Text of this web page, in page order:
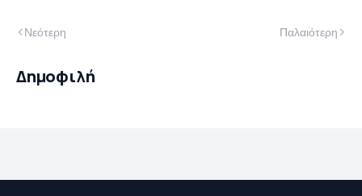
Νεότερη Παλαιότερη
Δημοφιλή